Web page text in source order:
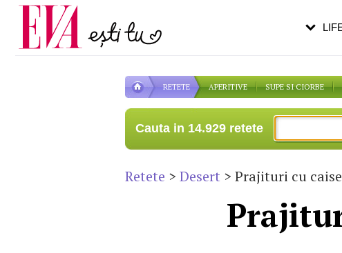
RETETE APERITIVE SUPE SI CIORBE
Cauta in 14.929 retete
Retete > Desert > Prajituri cu caise
Carieră
Actualitate